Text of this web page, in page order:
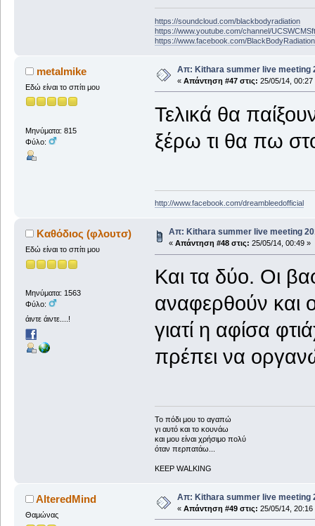
https://soundcloud.com/blackbodyradiation
https://www.youtube.com/channel/
https://www.facebook.com/
metalmike
Εδώ είναι το σπίτι μου
Μηνύματα: 815
Φύλο:
Απ: Kithara summer live meeting
« Απάντηση #47 στις: 25/05/14, 00:27
Τελικά θα
ξέρω τι θα πω
http://www.facebook.com/dreambleedofficial
Καθόδιος (φλουτσ)
Εδώ είναι το σπίτι μου
Μηνύματα: 1563
Φύλο:
άιντε άιντε....!
Απ: Kithara summer live meeting
« Απάντηση #48 στις: 25/05/14, 00:49 »
Και τα δύο. Οι
αναφερθούν και
γιατί η αφίσα
πρέπει να
To πόδι μου το αγαπώ
γι αυτό και το κουνάω
και μου είναι χρήσιμο πολύ
όταν περπατάω...
KEEP WALKING
AlteredMind
Θαμώνας
Απ: Kithara summer live meeting
« Απάντηση #49 στις: 25/05/14, 20:16